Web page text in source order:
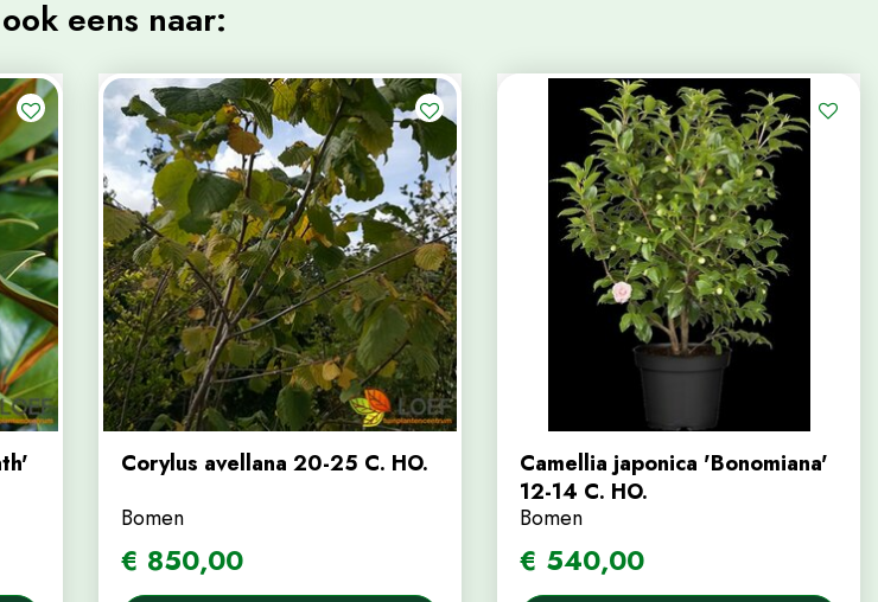
eens naar:
Corylus avellana 20-25 C. HO.
Bomen
€ 850,00
Camellia japonica 'Bonomiana'
12-14 C. HO.
Bomen
€ 540,00